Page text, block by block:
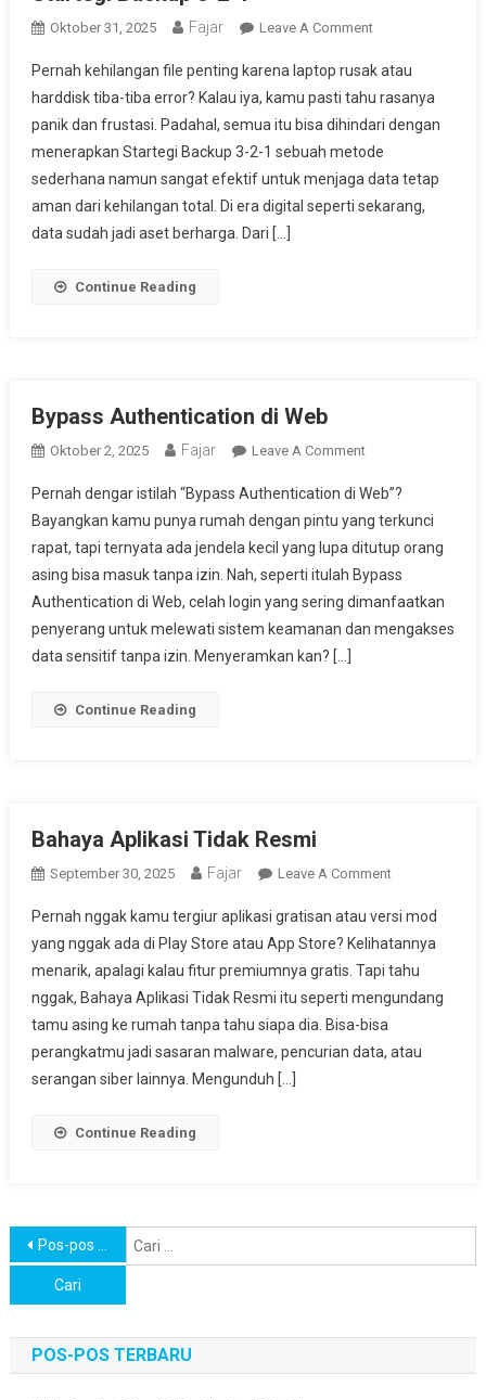
Oktober 31, 2025 Fajar Leave A CommentOn
Backup
3-
2-
1
Pernah kehilangan file penting karena laptop rusak atau
harddisk tiba-tiba error? Kalau iya, kamu pasti tahu rasanya
panik dan frustasi. Padahal, semua itu bisa dihindari dengan
menerapkan Startegi Backup 3-2-1 sebuah metode
sederhana namun sangat efektif untuk menjaga data tetap
aman dari kehilangan total. Di era digital seperti sekarang,
data sudah jadi aset berharga. Dari […]
Continue Reading
Bypass Authentication di Web
Oktober 2, 2025 Fajar Leave A CommentOn
Authentication
Di
Web
Pernah dengar istilah “Bypass Authentication di Web”?
Bayangkan kamu punya rumah dengan pintu yang terkunci
rapat, tapi ternyata ada jendela kecil yang lupa ditutup orang
asing bisa masuk tanpa izin. Nah, seperti itulah Bypass
Authentication di Web, celah login yang sering dimanfaatkan
penyerang untuk melewati sistem keamanan dan mengakses
data sensitif tanpa izin. Menyeramkan kan? […]
Continue Reading
Bahaya Aplikasi Tidak Resmi
September 30, 2025 Fajar Leave A CommentOn
Aplikasi
Tidak
Resmi
Pernah nggak kamu tergiur aplikasi gratisan atau versi mod
yang nggak ada di Play Store atau App Store? Kelihatannya
menarik, apalagi kalau fitur premiumnya gratis. Tapi tahu
nggak, Bahaya Aplikasi Tidak Resmi itu seperti mengundang
tamu asing ke rumah tanpa tahu siapa dia. Bisa-bisa
perangkatmu jadi sasaran malware, pencurian data, atau
serangan siber lainnya. Mengunduh […]
Continue Reading
Navigasi
pos
Pos-pos lama
POS-POS TERBARU